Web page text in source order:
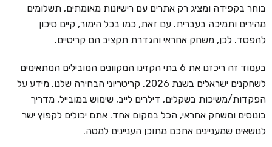
בוחר בקפידה ומציג רק אתרים עם רישיונות מאומתים, תשלומים
מהירים ותמיכה בעברית. עם זאת, כמו בכל הימור, קיים סיכון
להפסד. לכן, משחק אחראי והגדרת תקציב הם קריטיים.
בעמוד זה ריכזנו את 6 בתי הקזינו המקוונים המובילים המתאימים
לשחקנים ישראלים בשנת 2026, קריטריוני הבחירה שלנו, מידע על
הפקדות/משיכות בשקלים, דילרים לייב, שימוש במובייל, מדריך
בונוסים ומשחק אחראי, הכל במקום אחד. אתם יכולים לקפוץ ישר
לנושאים שמעניינים אתכם מתוכן העניינים למטה.